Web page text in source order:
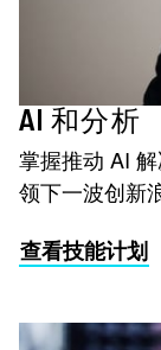
AI 和分析
掌握推动 AI
领下一波创新
查看技能计划